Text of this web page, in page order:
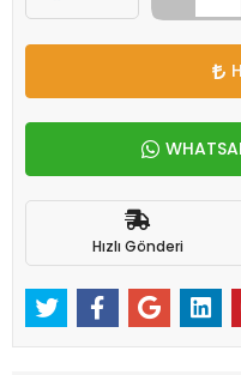
Hızlı Gönderi